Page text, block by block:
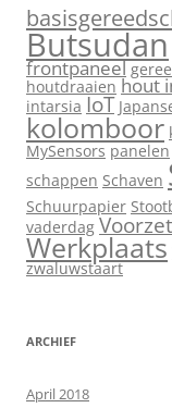
Butsudan
frontpaneel
houtdraaien hout
intarsia IoT
kolomboor
MySensors panelen
schappen Schaven
Schuurpapier
vaderdag
Werkplaats
zwaluwstaart
ARCHIEF
April 2018